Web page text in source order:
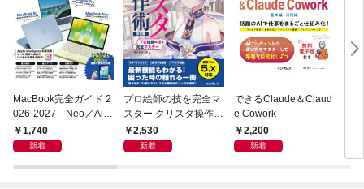
MacBook完全ガイド 2
026-2027 Neo／Air
／Pro対応
1,740
新着
プロ絵師の技を完全マ
スター クリスタ操作術
決定版 改訂2版 CLIP S
TUDIO PAINT PRO/E
2,530
新着
できるClaude＆Claud
e Cowork
2,200
新着
実
LM
チ